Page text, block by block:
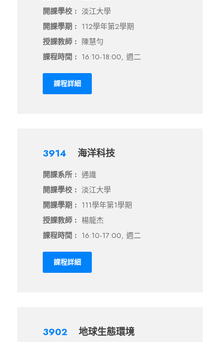
開課學校 : 淡江大學
開課學期 : 112學年第2學期
授課教師 : 陳慧勻
課程時間 : 16:10-18:00, 週二
課程詳細
3914 海洋科技
開課系所 : 通識
開課學校 : 淡江大學
開課學期 : 111學年第1學期
授課教師 : 楊龍杰
課程時間 : 16:10-17:00, 週二
課程詳細
3902 地球生態環境